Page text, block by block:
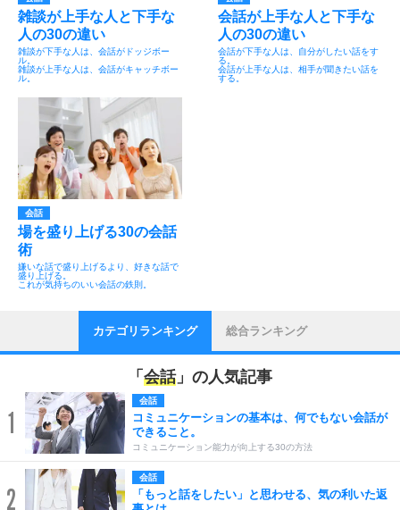
雑談が上手な人と下手な
人の30の違い
雑談が下手な人は、会話がドッジボー
ル。
雑談が上手な人は、会話がキャッチボー
ル。
会話が上手な人と下手な
人の30の違い
会話が下手な人は、自分がしたい話をす
る。
会話が上手な人は、相手が聞きたい話を
する。
会話
場を盛り上げる30の会話
術
嫌いな話で盛り上げるより、好きな話で
盛り上げる。
これが気持ちのいい会話の鉄則。
カテゴリランキング 総合ランキング
「 会話」の人気記事
1
会話
コミュニケーションの基本は、何でもない会話が
できること。
コミュニケーション能力が向上する30の方法
2
会話
「もっと話をしたい」と思わせる、気の利いた返